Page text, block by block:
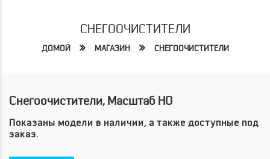
СНЕГООЧИСТИТЕЛИ
ДОМОЙ МАГАЗИН СНЕГООЧИСТИТЕЛИ
Снегоочистители, Масштаб HO
Показаны модели в наличии, а также доступные под
заказ.